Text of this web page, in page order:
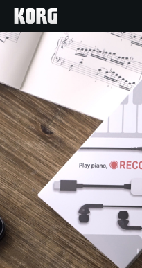
Inicio
Productos
Características
Eventos
Soporte